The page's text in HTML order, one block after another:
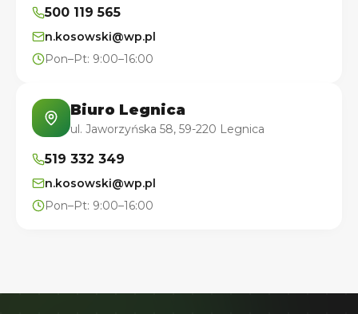
500 119 565
n.kosowski@wp.pl
Pon–Pt: 9:00–16:00
Biuro Legnica
ul. Jaworzyńska 58, 59-220 Legnica
519 332 349
n.kosowski@wp.pl
Pon–Pt: 9:00–16:00